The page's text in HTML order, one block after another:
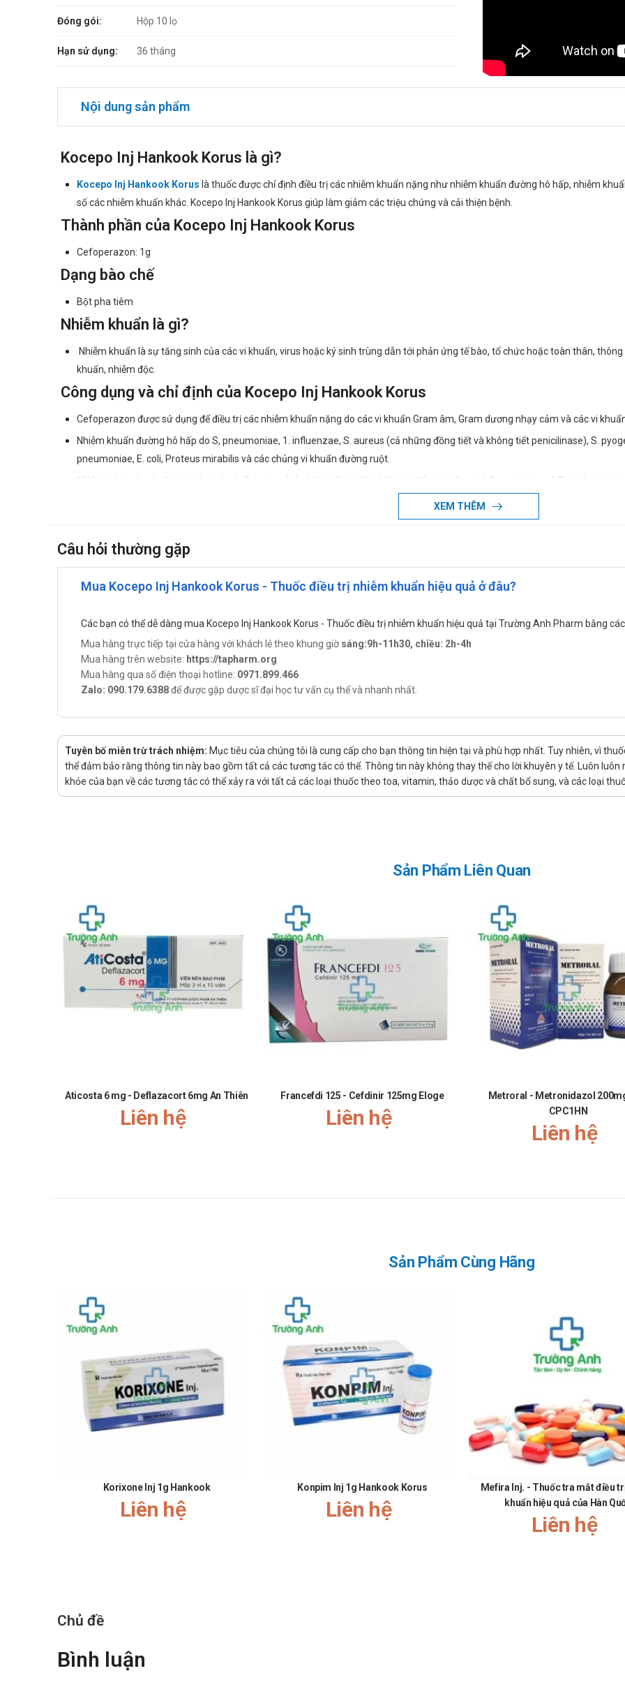
Đóng gói: Hộp 10 lọ
Hạn sử dụng: 36 tháng
Nội dung sản phẩm
Kocepo Inj Hankook Korus là gì?
Kocepo Inj Hankook Korus là thuốc được chỉ định điều trị các nhiễm khuẩn nặng như nhiễm khuẩn đường hô hấp, nhiễm
số các nhiễm khuẩn khác. Kocepo Inj Hankook Korus giúp làm giảm các triệu chứng và cải thiện bệnh.
Thành phần của Kocepo Inj Hankook Korus
Cefoperazon: 1g
Dạng bào chế
Bột pha tiêm
Nhiễm khuẩn là gì?
Nhiễm khuẩn là sự tăng sinh của các vi khuẩn, virus hoặc ký sinh trùng dẫn tới phản ứng tế bào, tổ chức hoặc toàn thân,
khuẩn, nhiễm độc.
Công dụng và chỉ định của Kocepo Inj Hankook Korus
Cefoperazon được sử dụng để điều trị các nhiễm khuẩn nặng do các vi khuẩn Gram âm, Gram dương nhạy cảm và các vi
Nhiễm khuẩn đường hô hấp do S, pneumoniae, 1. influenzae, S. aureus (cả những đồng tiết và không tiết penicilinase), S.
pneumoniae, E. coli, Proteus mirabilis và các chủng vi khuẩn đường ruột.
Nhiễm trùng da và cấu trúc dưới da do S aureus (cả những dòng tiết và không tiết penicilinase), S. pyogenes và Pseudomonus
viêm vùng chậu và nhiễm khuẩn sản phụ khoa, viêm phúc mạc và các nhiễm khuẩn trong ổ bụng; nhiễm khuẩn huyết, bệnh lậu.
những người bệnh quá mẫn với Penicilin.
Cách dùng - Liều dùng của Kocepo Inj Hankook Korus
Cách dùng:
Thuốc dùng đường tiêm truyền
Liều dùng:
Người lớn:
Đối với các nhiễm khuẩn nhẹ và trung bình, liều thường dùng là 1 – 2 g, cứ 12 giờ một lần. Đối với các nhiễm khuẩn
Nói chung, liều dùng cho những người bệnh bị bệnh gan hoặc tắc mật không đựơc quá 4 g/24 giờ, hoặc liều dùng cho
dùng liều cao hơn, phải theo dõi nồng độ cefoperazon trong huyết tương.
Đối với người bệnh đang điều trị thẩm phân máu, cần có phác đồ cho liều sau thẩm phân máu.
Mặc dù tính an toàn của cefoperazon ở trẻ em dưới 12 tuổi chưa được xác định dứt khoát, thuốc đã được dùng tiêm
cứ 12 giờ một lần. Do tính chất độc của benzyl aleol đối với sơ sinh, không được tiêm bắp cho trẻ sơ sinh thuốc pha với
Chống chỉ định của Kocepo Inj Hankook Korus
Cefoperazon chống chỉ định với người bệnh có tiền sử dị ứng với kháng sinh nhóm Cephalosporin.
Lưu ý khi sử dụng Kocepo Inj Hankook Korus
Trước khi bắt đầu điều trị bằng cefoperazon, phải điều tra kỹ về tiền sử dị ứng của người bệnh với cephalosporin, penicilin hoặc
Vì đã thấy có phản ứng chéo quá mẫn (bao gồm sốc phản vệ) xảy ra trong số các người bệnh dị ứng với các kháng sinh
Sử dụng cefoperazon dài ngày có thể làm phát triển quá mức các chủng không nhạy cảm. Cần theo dõi người bệnh cẩn thận.
Ðã có báo cáo viêm đại tràng màng giả khi sử dụng các kháng sinh phổ rộng; vì vậy cần phải quan tâm tới việc chẩn đoán
nặng liên quan tới sử dụng kháng sinh. Nên thận trọng khi kê đơn kháng sinh phổ rộng cho những người bệnh có bệnh đường
Máu: Tăng bạch cầu ưa eosin tạm thời, thử nghiệm Coombs dương tính.
Tiêu hóa: Ỉa chảy.
Da: Ban da dạng sần.
Ít gặp:
Toàn thân: Sốt.
Máu: Giảm bạch cầu trung tính có hồi phục, thiếu máu tan huyết, giảm tiểu cầu.
Hiếm gặp:
Thần kinh trung ương: Co giật (với liều cao và suy giảm chức năng thận), đau đầu, tình trạng bồn chồn.
Thận: Nhiễm độc thận có tăng tạm thời urê huyết/Creatinin, viêm thận kẽ.
Khác: Bệnh huyết thanh, bệnh nám Candida.
XEM THÊM
Câu hỏi thường gặp
Mua Kocepo Inj Hankook Korus - Thuốc điều trị nhiễm khuẩn hiệu quả ở đâu?
Các bạn có thể dễ dàng mua Kocepo Inj Hankook Korus - Thuốc điều trị nhiễm khuẩn hiệu quả tại Trường Anh Pharm bằng
Mua hàng trực tiếp tại cửa hàng với khách lẻ theo khung giờsáng:9h-11h30, chiều: 2h-4h
Mua hàng trên website: https://tapharm.org
Mua hàng qua số điện thoại hotline: 0971.899.466
Zalo: 090.179.6388để được gặp dược sĩ đại học tư vấn cụ thể và nhanh nhất.
Tuyên bố miễn trừ trách nhiệm: Mục tiêu của chúng tôi là cung cấp cho bạn thông tin hiện tại và phù hợp nhất. Tuy nhiên, vì
thể đảm bảo rằng thông tin này bao gồm tất cả các tương tác có thể. Thông tin này không thay thế cho lời khuyên y tế. Luôn
khỏe của bạn về các tương tác có thể xảy ra với tất cả các loại thuốc theo toa, vitamin, thảo dược và chất bổ sung, và các loại
Sản Phẩm Liên Quan
Aticosta 6 mg - Deflazacort 6mg An Thiên
Liên hệ
Francefdi 125 - Cefdinir 125mg Eloge
Liên hệ
Metroral - Metronidazol
CPC1HN
Liên hệ
Sản Phẩm Cùng Hãng
Korixone Inj 1g Hankook
Liên hệ
Konpim Inj 1g Hankook Korus
Liên hệ
Mefira Inj. - Thuốc tra mắt điều
khuẩn hiệu quả của Hàn
Liên hệ
Chủ đề
Bình luận